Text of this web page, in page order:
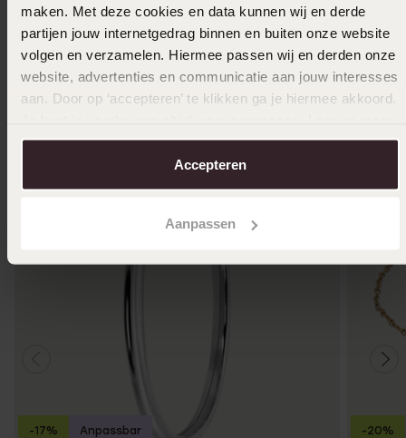
maken. Met deze cookies en data kunnen wij en derde
partijen jouw internetgedrag binnen en buiten onze website
volgen en verzamelen. Hiermee passen wij en derden onze
website, advertenties en communicatie aan jouw interesses
aan. Door op ‘accepteren’ te klikken ga je hiermee akkoord.
over in onscookiebeleid.
Accepteren
Aanpassen
Das könnte dir gefallen
-17% Anpassbar -20%